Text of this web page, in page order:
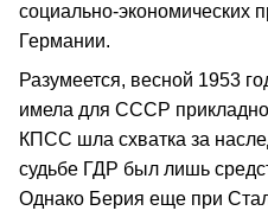
социально-экономических
Германии.
Разумеется, весной 1953
имела для СССР
КПСС шла схватка за
судьбе ГДР был лишь
Однако Берия еще при